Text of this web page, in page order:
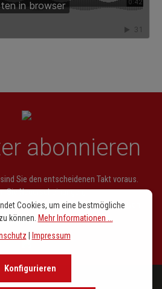
abonnieren
Sie den entscheidenen Takt voraus.
Sie Neuerscheinungen,
und lassen Sie sich von exklusiven
inspirieren.
Cookies, um eine bestmögliche
können. Mehr Informationen ...
| Impressum
Konfigurieren